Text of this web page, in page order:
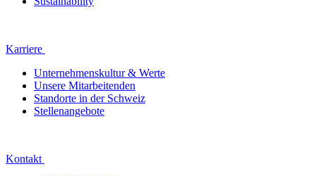
Karriere
Unternehmenskultur & Werte
Unsere Mitarbeitenden
Standorte in der Schweiz
Stellenangebote
Kontakt